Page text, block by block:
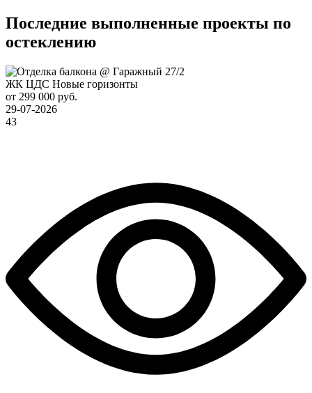
Последние выполненные проекты по
остеклению
ЖК ЦДС Новые горизонты
от 299 000 руб.
29-07-2026
43